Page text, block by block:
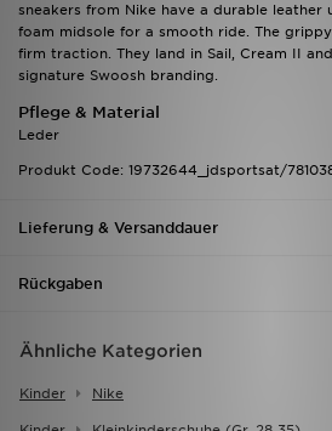
sneakers from Nike have a durable leather
foam midsole for a smooth ride. The
firm traction. They land in Sail, Cream II
signature Swoosh branding.
Pflege & Material
Leder
Produkt Code: 19732644_jdsportsat/
Lieferung & Versanddauer
Rückgaben
Ähnliche Kategorien
Kinder Nike
Hilfe & Kontakt
Trending Styles